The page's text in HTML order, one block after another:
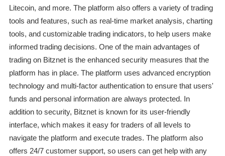
Litecoin, and more. The platform also offers a variety of trading
tools and features, such as real-time market analysis, charting
tools, and customizable trading indicators, to help users make
informed trading decisions. One of the main advantages of
trading on Bitznet is the enhanced security measures that the
platform has in place. The platform uses advanced encryption
technology and multi-factor authentication to ensure that users'
funds and personal information are always protected. In
addition to security, Bitznet is known for its user-friendly
interface, which makes it easy for traders of all levels to
navigate the platform and execute trades. The platform also
offers 24/7 customer support, so users can get help with any